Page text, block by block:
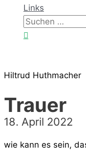
Links
Suchen
nach:
Hiltrud Huthmacher
Trauer
18. April 2022
wie kann es sein,